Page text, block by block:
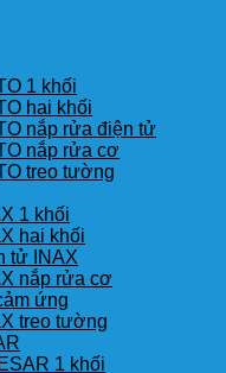
1 khối
hai khối
nắp rửa điện tử
nắp rửa cơ
treo tường
1 khối
hai khối
tử INAX
nắp rửa cơ
ứng
treo tường
1 khối